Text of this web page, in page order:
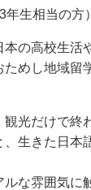
年生相当の方）
の高校生活
めし地域留
光だけで終
、生きた日本
な雰囲気に